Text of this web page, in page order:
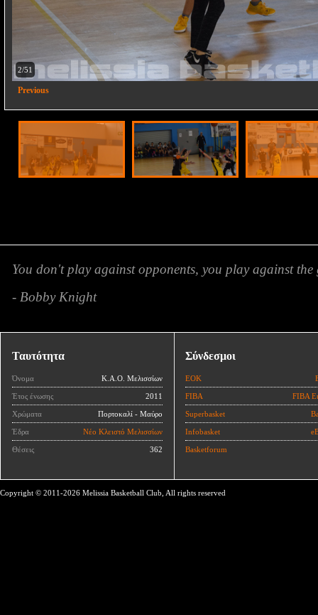
2/51
Previous
You don't play against opponents, you play against the
- Bobby Knight
Ταυτότητα
Όνομα Κ.Α.Ο. Μελισσίων
Έτος ένωσης 2011
Χρώματα Πορτοκαλί - Μαύρο
Έδρα Νέο Κλειστό Μελισσίων
Θέσεις 362
Σύνδεσμοι
ΕΟΚ
FIBA FIBA
Superbasket
Infobasket
Basketforum
Copyright © 2011-2026 Melissia Basketball Club, All rights reserved